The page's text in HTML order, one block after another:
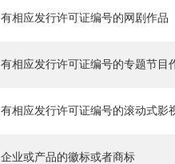
有相应发行许可证编号的网剧作品
有相应发行许可证编号的专题节目
有相应发行许可证编号的滚动式影
企业或产品的徽标或者商标